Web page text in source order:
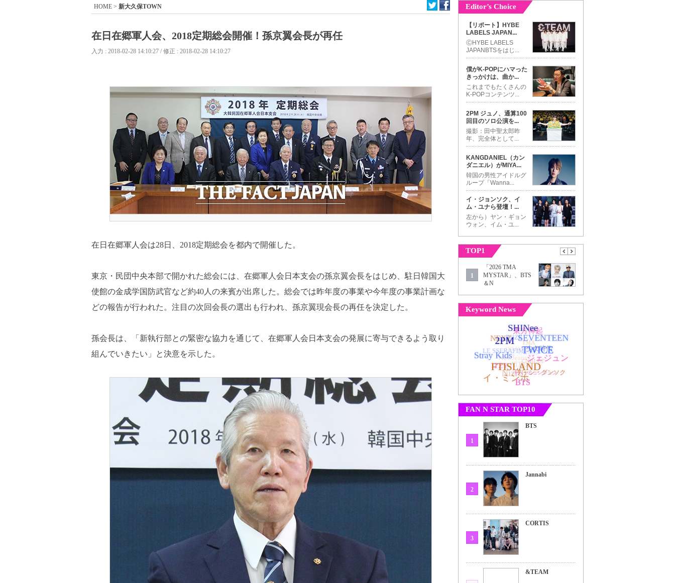
HOME > 新大久保TOWN
在日在郷軍人会、2018定期総会開催！孫京翼会長が再任
入力 : 2018-02-28 14:10:27 / 修正 : 2018-02-28 14:10:27
在日在郷軍人会は28日、2018定期総会を都内で開催した。
東京・民団中央本部で開かれた総会には、在郷軍人会日本支会の孫京翼会長をはじめ、駐日韓国大
使館の金成学国防武官など約40人の来賓が出席した。総会では昨年度の事業や今年度の事業計画な
どの報告が行われた。注目の次回会長の選出も行われ、孫京翼現会長の再任を決定した。
孫会長は、「新執行部との緊密な協力を通じて、在郷軍人会日本支会の発展に寄与できるよう取り
組んでいきたい」と決意を示した。
Editor’s Choice
【リポート】HYBE
LABELS JAPAN...
ⒸHYBE LABELS
JAPANBTSをはじ ...
僕がK-POPにハマった
きっかけは、曲か...
これまでもたくさんの
K-POPコンテンツ...
2PM ジュノ、通算100
回目のソロ公演を...
撮影：田中聖太郎昨
年、完全体として...
KANGDANIEL（カン
ダニエル）がMIYA...
韓国の男性アイドルグ
ループ「Wanna...
イ・ジョンソク、イ
ム・ユナら登壇！ ...
左から）ヤン・ギョン
ウォン、イム・ユ...
TOP1
1
「2026 TMA
MYSTAR」、BTS
＆N
Keyword News
FAN N STAR TOP10
1
BTS
2
Jannabi
3
CORTIS
&TEAM